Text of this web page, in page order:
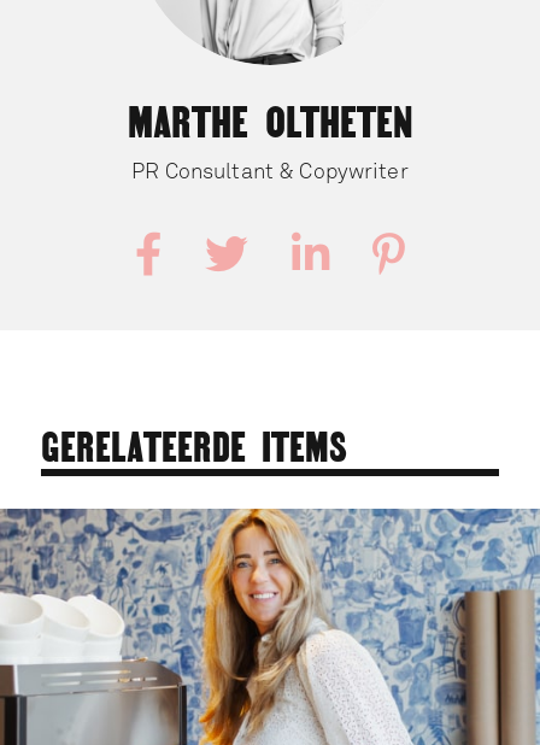
MARTHE OLTHETEN
PR Consultant & Copywriter
   
GERELATEERDE ITEMS